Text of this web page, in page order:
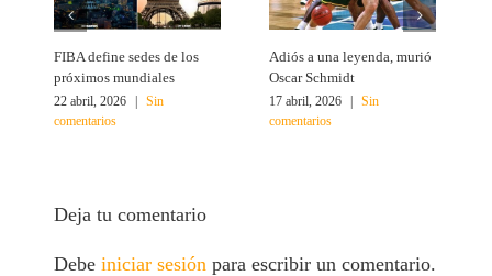
FIBA define sedes de los
próximos mundiales
22 abril, 2026 |
Sin
comentarios
Adiós a una leyenda, murió
Oscar Schmidt
17 abril, 2026 |
Sin
comentarios
Deja tu comentario
Debeiniciar sesiónpara escribir un comentario.